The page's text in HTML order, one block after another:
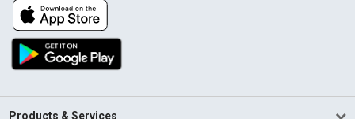
Products & Services